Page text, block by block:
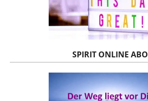
SPIRIT ONLINE ABO